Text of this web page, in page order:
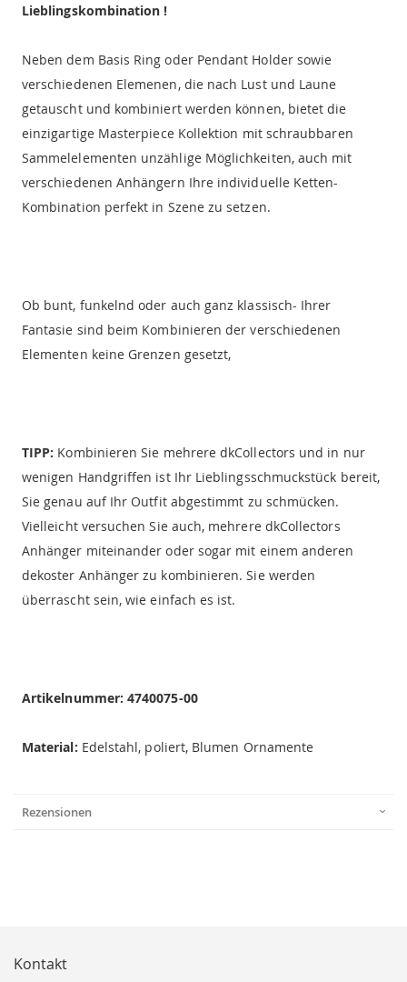
Lieblingskombination !
Neben dem Basis Ring oder Pendant Holder sowie
verschiedenen Elemenen, die nach Lust und Laune
getauscht und kombiniert werden können, bietet die
einzigartige Masterpiece Kollektion mit schraubbaren
Sammelelementen unzählige Möglichkeiten, auch mit
verschiedenen Anhängern Ihre individuelle Ketten-
Kombination perfekt in Szene zu setzen.
Ob bunt, funkelnd oder auch ganz klassisch- Ihrer
Fantasie sind beim Kombinieren der verschiedenen
Elementen keine Grenzen gesetzt,
TIPP: Kombinieren Sie mehrere dkCollectors und in nur
wenigen Handgriffen ist Ihr Lieblingsschmuckstück bereit,
Sie genau auf Ihr Outfit abgestimmt zu schmücken.
Vielleicht versuchen Sie auch, mehrere dkCollectors
Anhänger miteinander oder sogar mit einem anderen
dekoster Anhänger zu kombinieren. Sie werden
überrascht sein, wie einfach es ist.
Artikelnummer: 4740075-00
Material: Edelstahl, poliert, Blumen Ornamente
Rezensionen
Kontakt